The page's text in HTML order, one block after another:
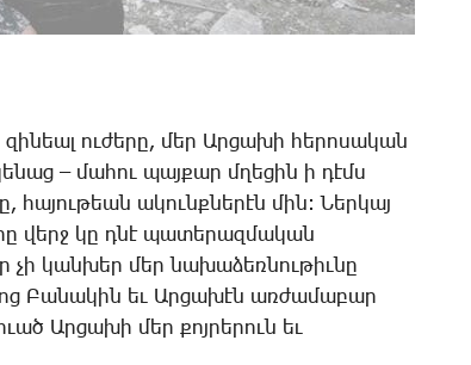
ու­ժե­րը, մեր Ար­ցա­խի հե­րո­սա­կան
– ­մա­հու պայ­քար մղե­ցին ի դէմս
ա­կունք­նե­րէն մին: ­Ներ­կայ
վերջ կը դնէ պա­տե­րազ­մա­կան
չի կան­խեր մեր նա­խա­ձեռ­նու­թիւ­նը
­Բա­նա­կին եւ Ար­ցա­խէն առ­ժա­մա­բար
Ար­ցա­խի մեր քոյ­րե­րուն եւ